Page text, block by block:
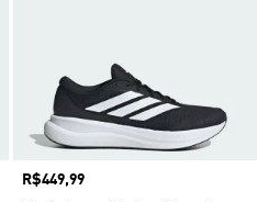
Preço
R$449,99